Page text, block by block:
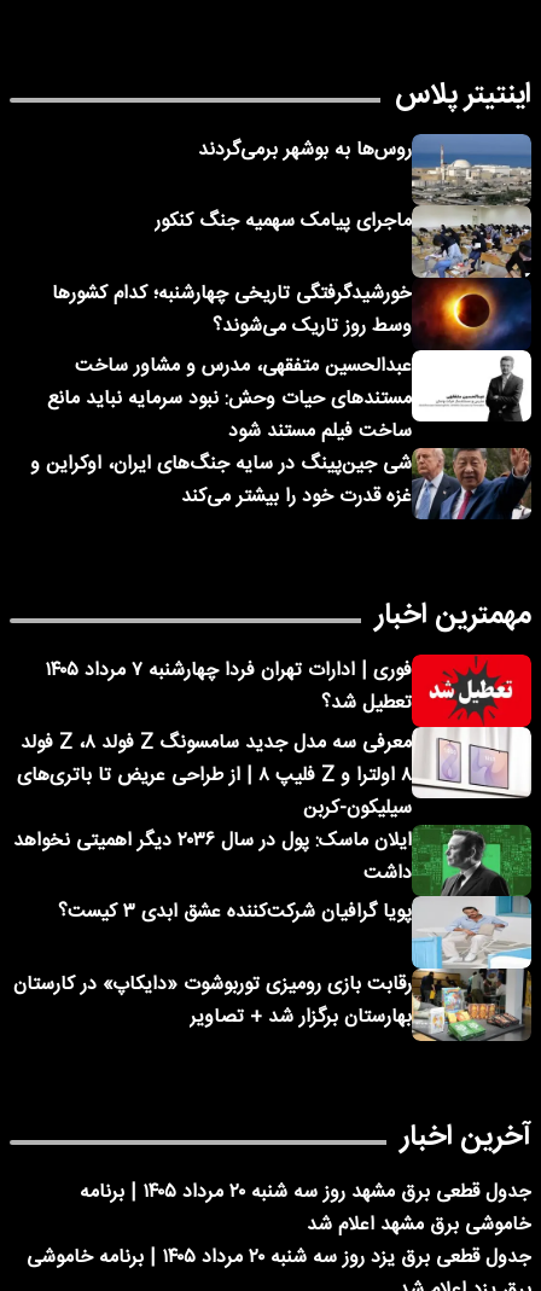
اینتیتر پلاس
روس‌ها به بوشهر برمی‌گردند
ماجرای پیامک‌ سهمیه جنگ کنکور
خورشیدگرفتگی تاریخی چهارشنبه؛ کدام کشورها
وسط روز تاریک می‌شوند؟
عبدالحسین متفقهی، مدرس و مشاور ساخت
مستندهای حیات وحش: نبود سرمایه نباید مانع
ساخت فیلم مستند شود
شی جین‌پینگ در سایه جنگ‌های ایران، اوکراین و
غزه قدرت خود را بیشتر می‌کند
مهمترین اخبار
فوری | ادارات تهران فردا چهارشنبه ۷ مرداد ۱۴۰۵
تعطیل شد؟
معرفی سه مدل جدید سامسونگ Z فولد ۸، Z فولد
۸ اولترا و Z فلیپ ۸ | از طراحی عریض تا باتری‌های
سیلیکون-کربن
ایلان ماسک: پول در سال ۲۰۳۶ دیگر اهمیتی نخواهد
داشت
پویا گرافیان شرکت‌کننده عشق ابدی ۳ کیست؟
رقابت بازی رومیزی توربوشوت «دایکاپ» در کارستان
بهارستان برگزار شد + تصاویر
آخرین اخبار
جدول قطعی برق مشهد روز سه شنبه ۲۰ مرداد ۱۴۰۵ | برنامه
خاموشی برق مشهد اعلام شد
جدول قطعی برق یزد روز سه شنبه ۲۰ مرداد ۱۴۰۵ | برنامه خاموشی